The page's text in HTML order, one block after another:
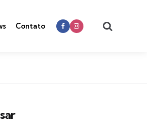
Contato